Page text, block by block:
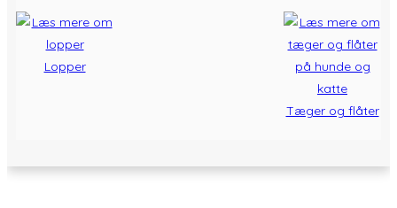
Lopper
Tæger og flåter